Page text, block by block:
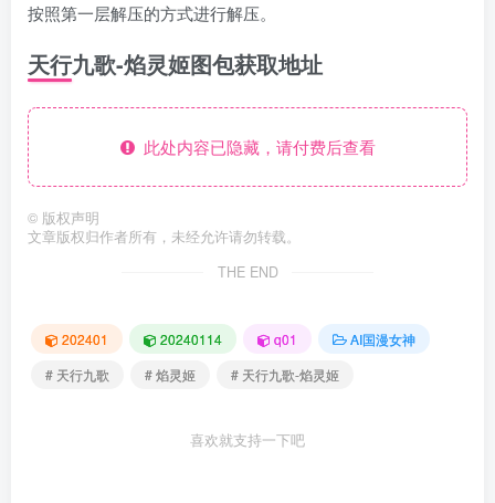
按照第一层解压的方式进行解压。
天行九歌-焰灵姬图包获取地址
此处内容已隐藏，请付费后查看
© 版权声明
文章版权归作者所有，未经允许请勿转载。
THE END
202401 20240114 q01
AI国漫女神
# 天行九歌
# 焰灵姬 # 天行九歌-焰灵姬
喜欢就支持一下吧